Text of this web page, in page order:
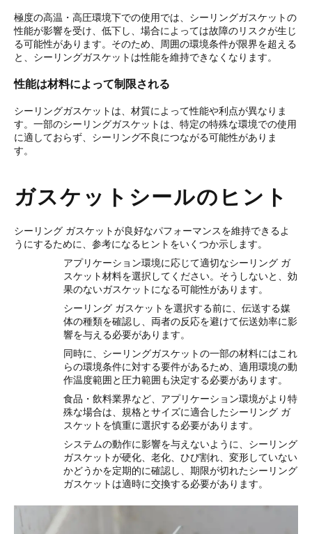
極度の高温・高圧環境下での使用では、シーリングガスケットの
性能が影響を受け、低下し、場合によっては故障のリスクが生じ
る可能性があります。そのため、周囲の環境条件が限界を超える
と、シーリングガスケットは性能を維持できなくなります。
性能は材料によって制限される
シーリングガスケットは、材質によって性能や利点が異なりま
す。一部のシーリングガスケットは、特定の特殊な環境での使用
に適しておらず、シーリング不良につながる可能性がありま
す。
ガスケットシールのヒント
シーリング ガスケットが良好なパフォーマンスを維持できるよ
うにするために、参考になるヒントをいくつか示します。
アプリケーション環境に応じて適切なシーリング ガ
スケット材料を選択してください。そうしないと、効
果のないガスケットになる可能性があります。
シーリング ガスケットを選択する前に、伝送する媒
体の種類を確認し、両者の反応を避けて伝送効率に影
響を与える必要があります。
同時に、シーリングガスケットの一部の材料にはこれ
らの環境条件に対する要件があるため、適用環境の動
作温度範囲と圧力範囲も決定する必要があります。
食品・飲料業界など、アプリケーション環境がより特
殊な場合は、規格とサイズに適合したシーリング ガ
スケットを慎重に選択する必要があります。
システムの動作に影響を与えないように、シーリング
ガスケットが硬化、老化、ひび割れ、変形していない
かどうかを定期的に確認し、期限が切れたシーリング
ガスケットは適時に交換する必要があります。